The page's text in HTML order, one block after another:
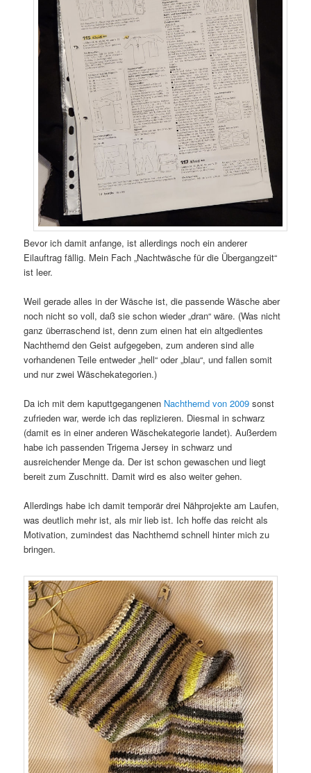
Bevor ich damit anfange, ist allerdings noch ein anderer
Eilauftrag fällig. Mein Fach „Nachtwäsche für die Übergangzeit“
ist leer.
Weil gerade alles in der Wäsche ist, die passende Wäsche aber
noch nicht so voll, daß sie schon wieder „dran“ wäre. (Was nicht
ganz überraschend ist, denn zum einen hat ein altgedientes
Nachthemd den Geist aufgegeben, zum anderen sind alle
vorhandenen Teile entweder „hell“ oder „blau“, und fallen somit
und nur zwei Wäschekategorien.)
Da ich mit dem kaputtgegangenen Nachthemd von 2009 sonst
zufrieden war, werde ich das replizieren. Diesmal in schwarz
(damit es in einer anderen Wäschekategorie landet). Außerdem
habe ich passenden Trigema Jersey in schwarz und
ausreichender Menge da. Der ist schon gewaschen und liegt
bereit zum Zuschnitt. Damit wird es also weiter gehen.
Allerdings habe ich damit temporär drei Nähprojekte am Laufen,
was deutlich mehr ist, als mir lieb ist. Ich hoffe das reicht als
Motivation, zumindest das Nachthemd schnell hinter mich zu
bringen.